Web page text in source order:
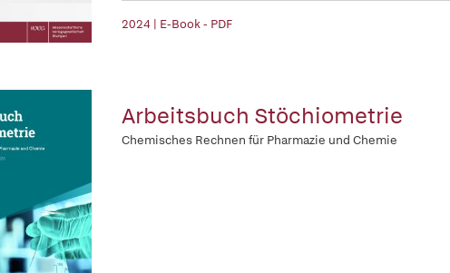
2024 | E-Book - PDF
Arbeitsbuch Stöchiometrie
Chemisches Rechnen für Pharmazie und Chemie